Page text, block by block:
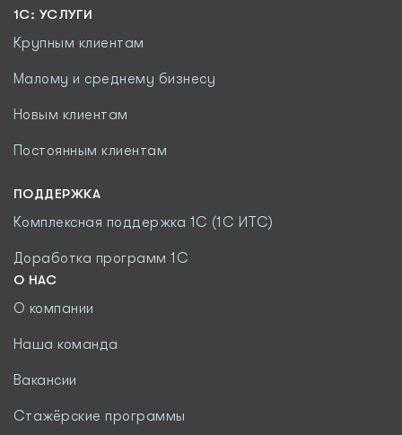
1С: УСЛУГИ
Крупным клиентам
Малому и среднему бизнесу
Новым клиентам
Постоянным клиентам
ПОДДЕРЖКА
Комплексная поддержка 1С (1С ИТС)
Доработка программ 1С
О НАС
О компании
Наша команда
Вакансии
Стажёрские программы